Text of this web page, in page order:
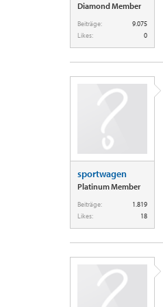
Diamond Member
Beiträge:
9.075
Likes:
0
sportwagen
Platinum Member
Beiträge:
1.819
Likes:
18